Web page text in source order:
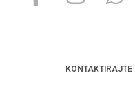
KONTAKTIRAJTE